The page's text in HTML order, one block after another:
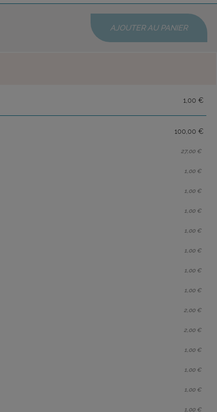
AJOUTER AU PANIER
1,00 €
100,00 €
27,00 €
1,00 €
1,00 €
1,00 €
1,00 €
1,00 €
1,00 €
1,00 €
2,00 €
2,00 €
1,00 €
1,00 €
1,00 €
1,00 €